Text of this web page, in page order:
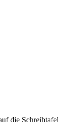
die Schreibtafel